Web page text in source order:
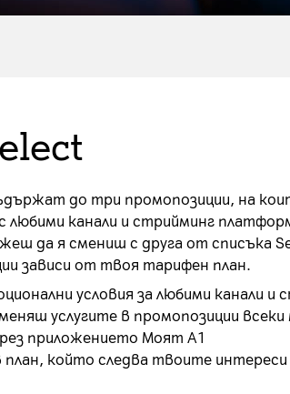
до три промопозиции, на
любими канали и стрийминг
да я смениш с друга от списъка
зависи от твоя тарифен план.
условия за любими канали
услугите в промопозиции всеки
приложението Моят А1
план, който следва твоите интереси